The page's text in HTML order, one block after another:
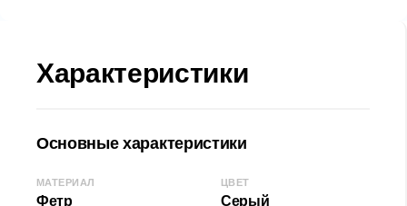
вам поддерживать порядок в доме.
Качественные материалы:
высококачественного войлока, который
Тканевый материал прочный и легко
Характеристики
Основные характеристики
МАТЕРИАЛ
Фетр
ЦВЕТ
Серый